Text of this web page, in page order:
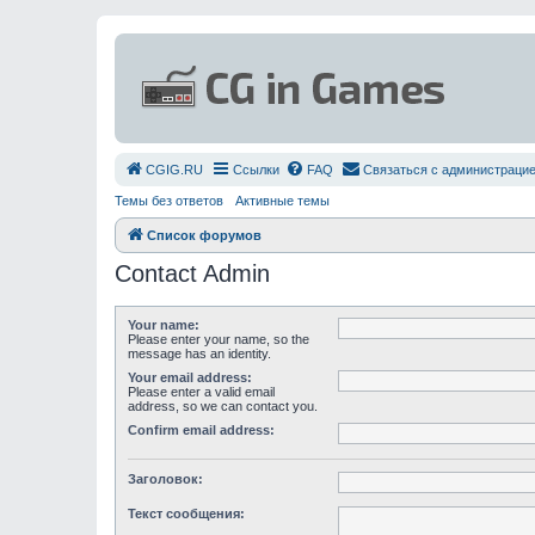
СGIG.RU Ссылки FAQ Связаться с
Темы без ответов Активные темы
Список форумов
Contact Admin
Your name:
Please enter your name, so the
message has an identity.
Your email address:
Please enter a valid email
address, so we can contact you.
Confirm email address:
Заголовок:
Текст сообщения: